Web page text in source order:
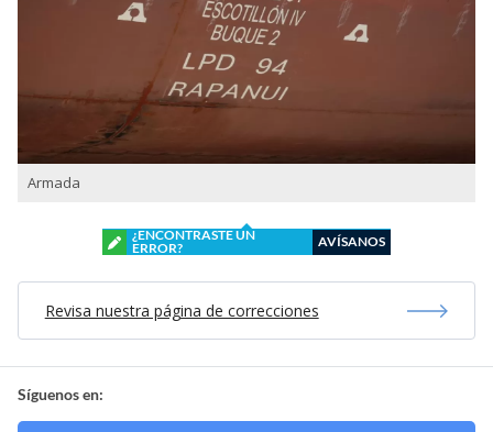
Armada
¿ENCONTRASTE UN
ERROR?
AVÍSANOS
Revisa nuestra página de correcciones
Síguenos en: